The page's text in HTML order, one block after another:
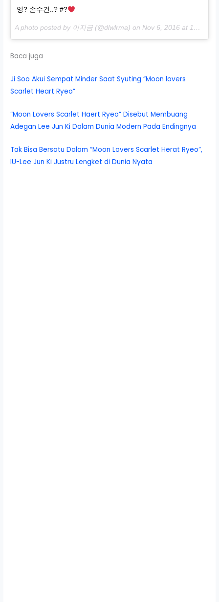
잉? 손수건..? #?
A photo posted by 이지금 (@dlwlrma) onNov 6, 2016 at 10:46pm PST
Baca juga
Ji Soo Akui Sempat Minder Saat Syuting “Moon lovers
Scarlet Heart Ryeo”
“Moon Lovers Scarlet Haert Ryeo” Disebut Membuang
Adegan Lee Jun Ki Dalam Dunia Modern Pada Endingnya
Tak Bisa Bersatu Dalam “Moon Lovers Scarlet Herat Ryeo”,
IU-Lee Jun Ki Justru Lengket di Dunia Nyata